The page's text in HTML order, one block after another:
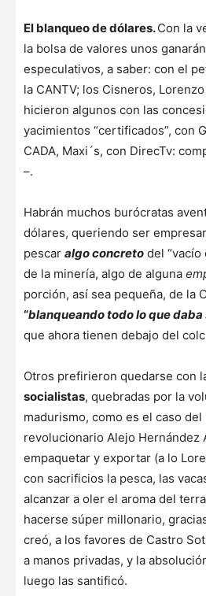
El blanqueo de dólares.Con la
la bolsa de valores unos
especulativos, a saber: con el
la CANTV; los Cisneros,
hicieron algunos con las
yacimientos “certificados”, con
CADA, Maxi´s, con DirecTv:
–.
Habrán muchos burócratas
dólares, queriendo ser
pescar algo concreto del “vacío
de la minería, algo de alguna
porción, así sea pequeña, de la
“blanqueando todo lo que
que ahora tienen debajo del
Otros prefirieron quedarse con
socialistas, quebradas por la
madurismo, como es el caso
revolucionario Alejo Hernández
empaquetar y exportar (a lo
con sacrificios la pesca, las
alcanzar a oler el aroma del
hacerse súper millonario,
creó, a los favores de Castro
a manos privadas, y la
luego las santificó.